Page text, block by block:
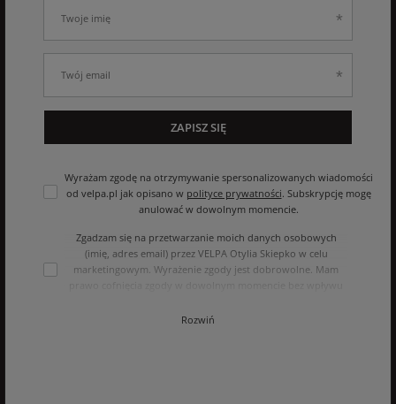
Wyrażam zgodę na otrzymywanie spersonalizowanych wiadomości
od velpa.pl jak opisano w polityce prywatności. Subskrypcję mogę
anulować w dowolnym momencie.
Zgadzam się na przetwarzanie moich danych osobowych
(imię, adres email) przez VELPA Otylia Skiepko w celu
marketingowym. Wyrażenie zgody jest dobrowolne. Mam
podstawie zgody przed jej cofnięciem. Mam prawo dostępu
Rozwiń
ZAPISZ SIĘ